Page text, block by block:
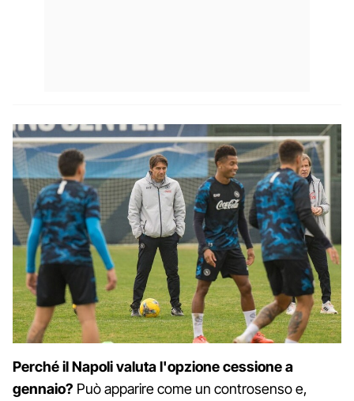
Perché il Napoli valuta l'opzione cessione a
gennaio? Può apparire come un controsenso e,